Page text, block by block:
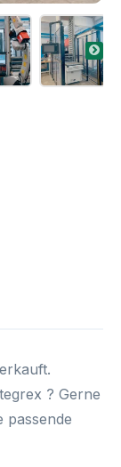
? Gerne
passende